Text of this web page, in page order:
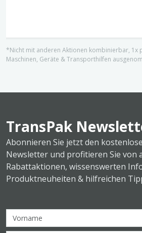
*Nicht mit anderen Aktionen kombinierbar, 1x
Maschinen, Geräte & Transporthilfen
TransPak
Abonnieren Sie jetzt den
Newsletter und profitieren Sie von
Rabattaktionen, wissenswerten
Produktneuheiten & hilfreichen